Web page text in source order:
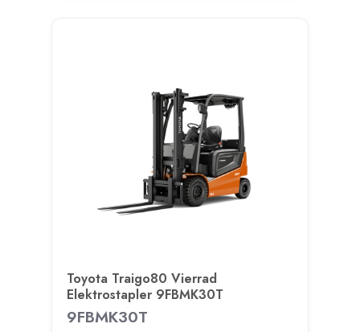
Toyota Traigo80 Vierrad
Elektrostapler 9FBMK30T
9FBMK30T